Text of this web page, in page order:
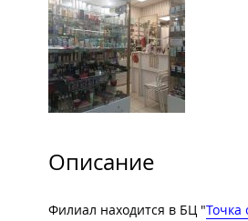
Описание
Филиал находится в БЦ "Точка